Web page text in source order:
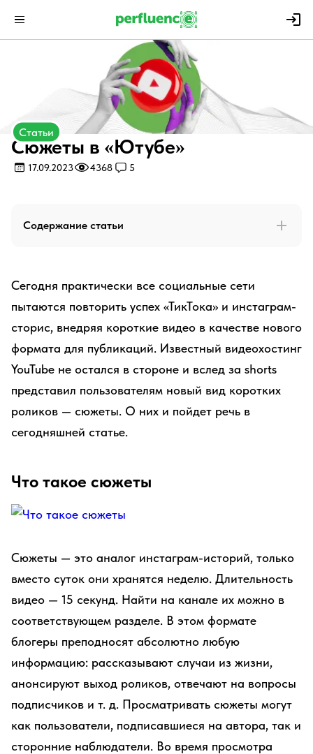
Статьи
Сюжеты в «Ютубе»
17.09.2023 4368 5
Содержание статьи
Сегодня практически все социальные сети
пытаются повторить успех «ТикТока» и инстаграм-
сторис, внедряя короткие видео в качестве нового
формата для публикаций. Известный видеохостинг
YouTube не остался в стороне и вслед за shorts
представил пользователям новый вид коротких
роликов — сюжеты. О них и пойдет речь в
сегодняшней статье.
Что такое сюжеты
Сюжеты — это аналог инстаграм-историй, только
вместо суток они хранятся неделю. Длительность
видео — 15 секунд. Найти на канале их можно в
соответствующем разделе. В этом формате
блогеры преподносят абсолютно любую
информацию: рассказывают случаи из жизни,
анонсируют выход роликов, отвечают на вопросы
подписчиков и т. д. Просматривать сюжеты могут
как пользователи, подписавшиеся на автора, так и
сторонние наблюдатели. Во время просмотра